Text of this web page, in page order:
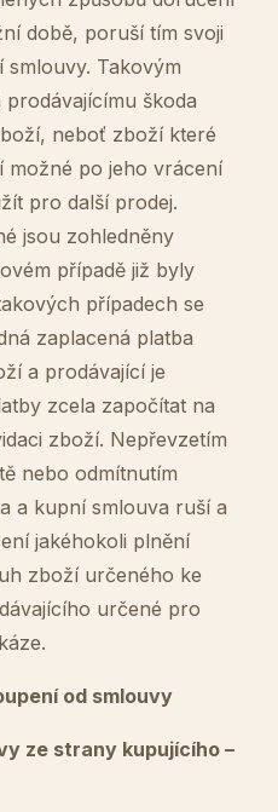
době, poruší tím svoji
Takovým
škoda
neboť zboží které
možné po jeho vrácení
pro další prodej.
jsou zohledněny
případě již byly
případech se
zaplacená platba
a prodávající je
zcela započítat na
zboží. Nepřevzetím
nebo odmítnutím
a kupní smlouva ruší a
jakéhokoli plnění
zboží určeného ke
určené pro
od smlouvy
ze strany kupujícího –